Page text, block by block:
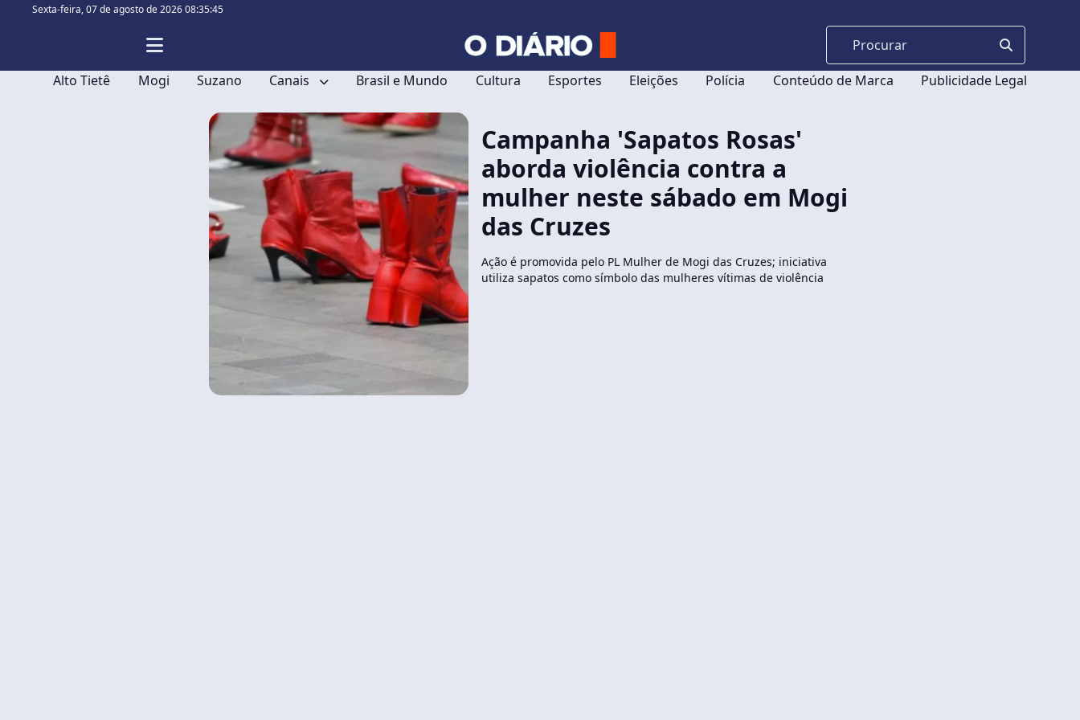
Sexta-feira,07 de agosto de 2026 08:35:45
Alto Tietê Mogi Suzano Canais Brasil e Mundo Cultura Esportes Eleições Polícia Conteúdo de Marca Publicidade Legal
Campanha 'Sapatos Rosas'
aborda violência contra a
mulher neste sábado em Mogi
das Cruzes
Ação é promovida pelo PL Mulher de Mogi das Cruzes; iniciativa
utiliza sapatos como símbolo das mulheres vítimas de violência